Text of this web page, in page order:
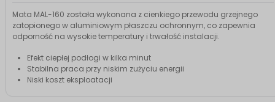
Mata MAL-160 została wykonana z cienkiego przewodu grzejnego
zatopionego w aluminiowym płaszczu ochronnym, co zapewnia
odporność na wysokie temperatury i trwałość instalacji.
Efekt ciepłej podłogi w kilka minut
Stabilna praca przy niskim zużyciu energii
Niski koszt eksploatacji